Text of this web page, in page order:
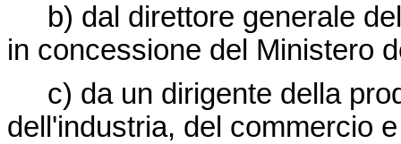
b) dal direttore generale
in concessione del Ministero
c) da un dirigente della
dell'industria, del commercio